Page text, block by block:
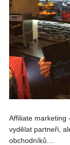
Affiliate marketing
vydělat partneři,
obchodníků....